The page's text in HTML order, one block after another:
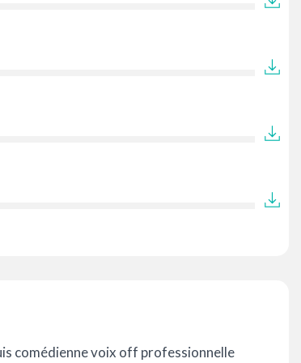
comédienne voix off professionnelle